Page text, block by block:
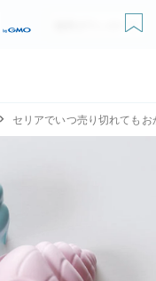
無料ダウンロード
セリアでいつ売り切れても